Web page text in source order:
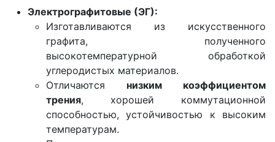
Электрографитовые (ЭГ):
Изготавливаются из искусственного
графита, полученного
высокотемпературной обработкой
углеродистых материалов.
Отличаются низким коэффициентом
трения, хорошей коммутационной
способностью, устойчивостью к высоким
температурам.